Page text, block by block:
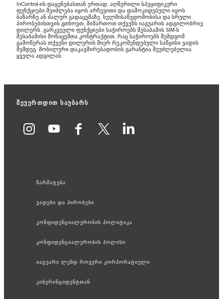
InControl-ის დაყენებასთან ერთად, აღწერილი სპეციფიკური
ფუნქციები შეიძლება იყოს არჩევითი და დამოკიდებული იყოს
ბაზარზე ან ძალურ გადაცემაზე. ხელმისაწვდომობისა და სრული
პირობებისთვის გთხოვთ, მიმართოთ თქვენს იაგუარის ადგილობრივ
დილერს. გარკვეული ფუნქციები საჭიროებს შესაბამის SIM-ს
შესაბამისი მონაცემთა კონტრაქტით, რაც საჭიროებს შემდგომ
გამოწერას თქვენი დილერის მიერ რეკომენდებული საწყისი ვადის
შემდეგ. მობილური დაკავშირებადობის გარანტია შეუძლებელია
ყველა ადგილას.
შეუერთდით საუბარს
წარმატება
ვადები და პირობები
კონფიდენციალურობის პოლიტიკა
კონფიდენციალურობის პოლისი
იაგუარი ლენდ როვერი კორპორატიული
კიბერინციდენტთან